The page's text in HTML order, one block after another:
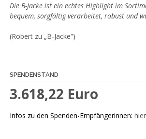
Die B-Jacke ist ein echtes Highlight im
bequem, sorgfältig verarbeitet, robust und
(Robert zu „B-Jacke“)
SPENDENSTAND
3.618,22 Euro
Infos zu den Spenden-Empfängerinnen: hier